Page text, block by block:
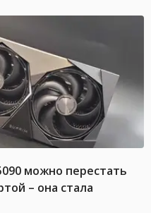
можно перестать
– она стала